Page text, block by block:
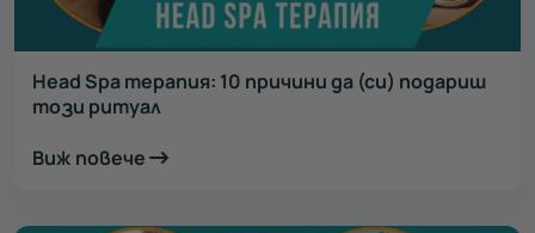
Head Spa терапия: 10 причини да (си) подариш
този ритуал
Виж повече